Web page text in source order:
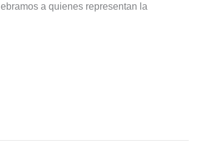
a quienes representan la